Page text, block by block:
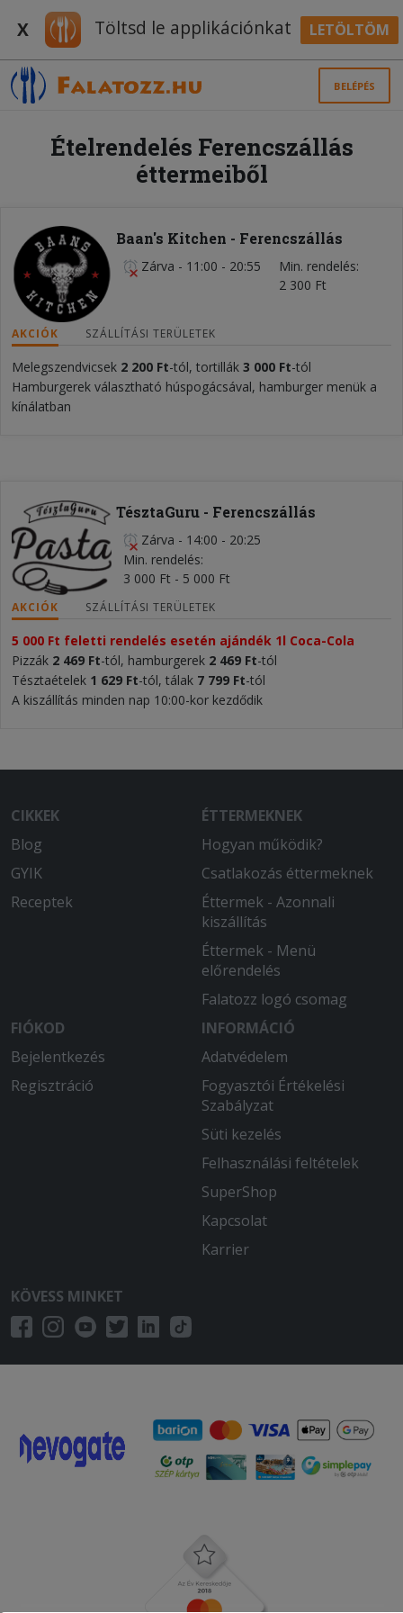
X Töltsd le applikációnkat LETÖLTÖM
BELÉPÉS
Ételrendelés Ferencszállás
éttermeiből
Baan's Kitchen - Ferencszállás
Zárva - 11:00 - 20:55
Min. rendelés
2 300 Ft
AKCIÓK SZÁLLÍTÁSI TERÜLETEK
Melegszendvicsek 2 200 Ft-tól, tortillák 3 000 Ft-tól
Hamburgerek választható húspogácsával, hamburger menük a
kínálatban
TésztaGuru - Ferencszállás
Zárva - 14:00 - 20:25
Min. rendelés
3 000 Ft - 5 000 Ft
AKCIÓK SZÁLLÍTÁSI TERÜLETEK
5 000 Ft feletti rendelés esetén ajándék 1l Coca-Cola
Pizzák 2 469 Ft-tól, hamburgerek 2 469 Ft-tól
Tésztaételek 1 629 Ft-tól, tálak 7 799 Ft-tól
A kiszállítás minden nap 10:00-kor kezdődik
CIKKEK
Blog
GYIK
Receptek
ÉTTERMEKNEK
Hogyan működik?
Csatlakozás éttermeknek
Éttermek - Azonnali
kiszállítás
Éttermek - Menü
előrendelés
Falatozz logó csomag
FIÓKOD
Bejelentkezés
Regisztráció
INFORMÁCIÓ
Adatvédelem
Fogyasztói Értékelési
Szabályzat
Süti kezelés
Felhasználási feltételek
SuperShop
Kapcsolat
Karrier
KÖVESS MINKET